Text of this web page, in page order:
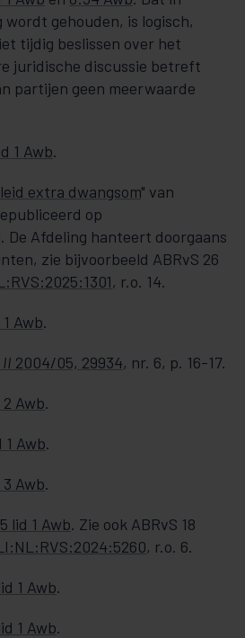
gehouden, is logisch,
tijdig beslissen over het
juridische discussie betreft
partijen geen meerwaarde
1 Awb.
extra dwangsom" van
op
Afdeling hanteert doorgaans
zie bijvoorbeeld ABRvS 26
, r.o. 14.
Awb.
2004/05, 29934, nr. 6, p. 16-17.
Awb.
Awb.
Awb.
lid 1 Awb. Zie ook ABRvS 18
, r.o. 6.
1 Awb.
1 Awb.